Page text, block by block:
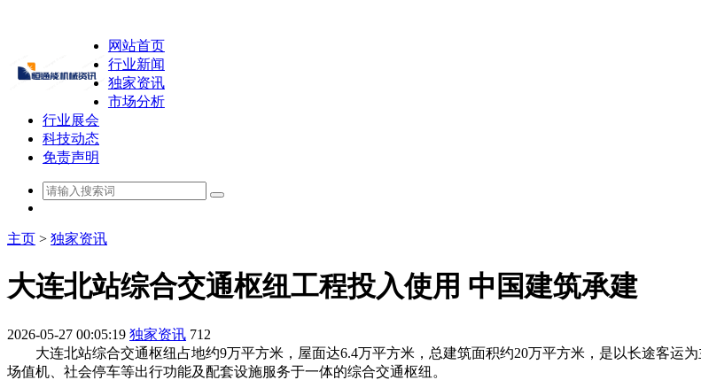
网站首页
行业新闻
独家资讯
市场分析
行业展会
科技动态
免责声明
主页 > 独家资讯
大连北站综合交通枢纽工程投入使用 中国建筑承建
2026-05-27 00:05:19 独家资讯 712
大连北站综合交通枢纽占地约9万平方米，屋面达6.4万平方米，总建筑面积约20万平方米，是以长途客运
场值机、社会停车等出行功能及配套设施服务于一体的综合交通枢纽。